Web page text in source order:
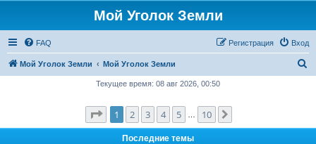
Мой Уголок Земли
FAQ Вход
Регистрация
Мой Уголок Земли Мой Уголок Земли
к
Текущее время: 08 авг 2026, 00:50
Страница1 из
1 2 3 4 5 10
Последние темы